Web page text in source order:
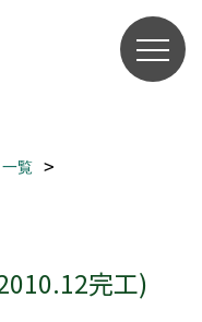
一覧
完工)